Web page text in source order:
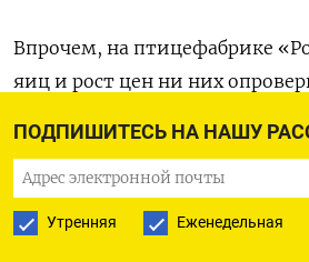
ПОДПИШИТЕСЬ НА НАШУ
Утренняя Еженедельная
Впрочем, на птицефабрике
яиц и рост цен ни них
не меньше, чем производим.
брендовую продукцию
изменений», — говорит